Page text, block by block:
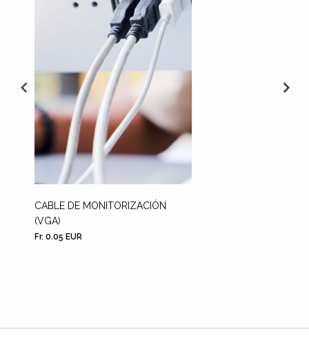
CABLE DE MONITORIZACIÓN
(VGA)
Fr. 0.05 EUR